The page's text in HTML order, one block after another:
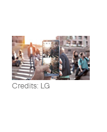
Credits: LG